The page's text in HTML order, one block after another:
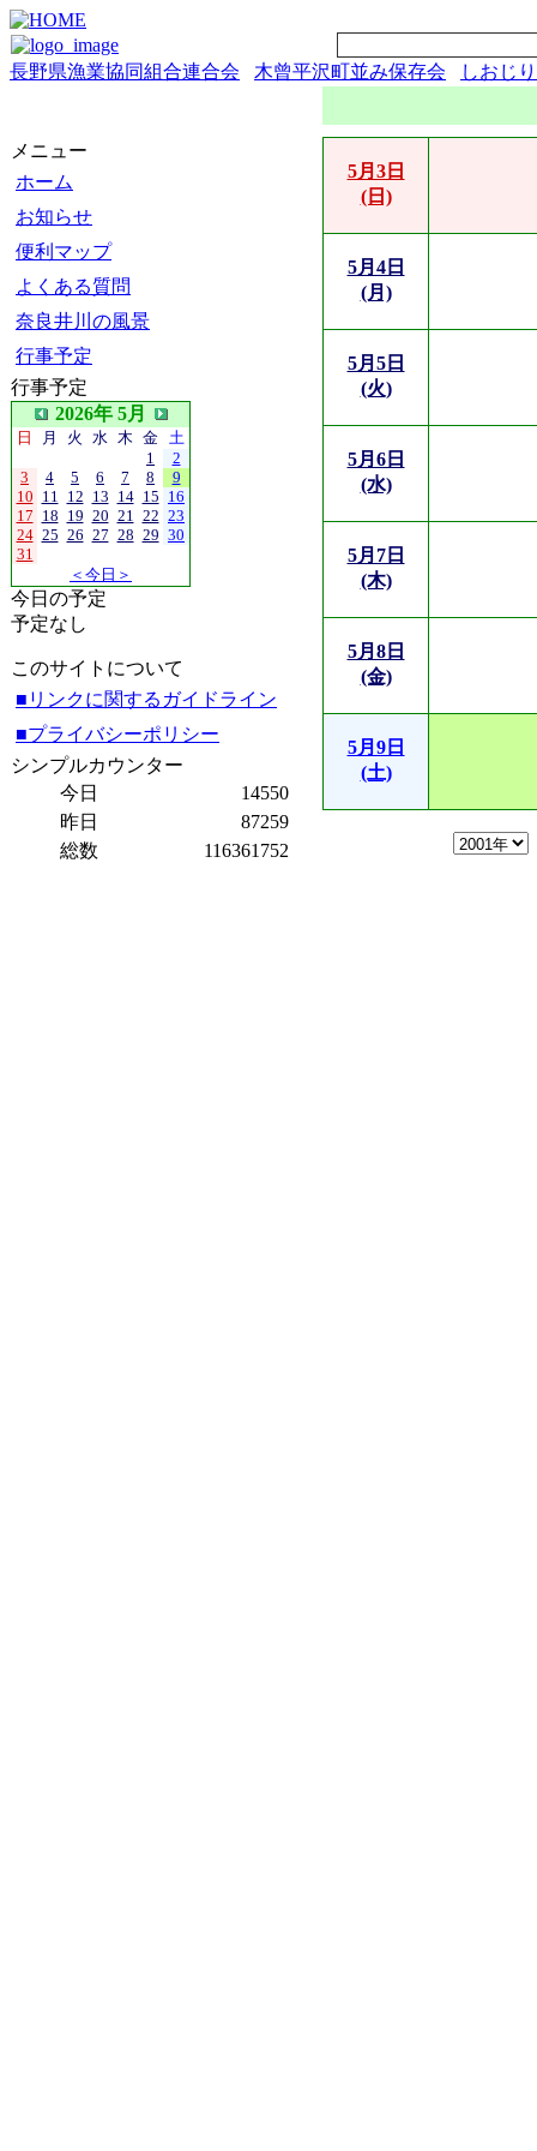
長野県漁業協同組合連合会 木曾平沢町並み保存会 しおじ
メニュー
ホーム
お知らせ
便利マップ
よくある質問
奈良井川の風景
行事予定
行事予定
2026年 5月
日 月 火 水 木 金 土
1
2
3
4 5 6 7 8
9
10 11 12 13 14 15 16
17 18 19 20 21 22 23
24 25 26 27 28 29 30
31
＜今日＞
今日の予定
予定なし
このサイトについて
■リンクに関するガイドライン
■プライバシーポリシー
シンプルカウンター
今日
14550
昨日
87259
総数
116361752
5月3日
(日)
5月4日
(月)
5月5日
(火)
5月6日
(水)
5月7日
(木)
5月8日
(金)
5月9日
(土)